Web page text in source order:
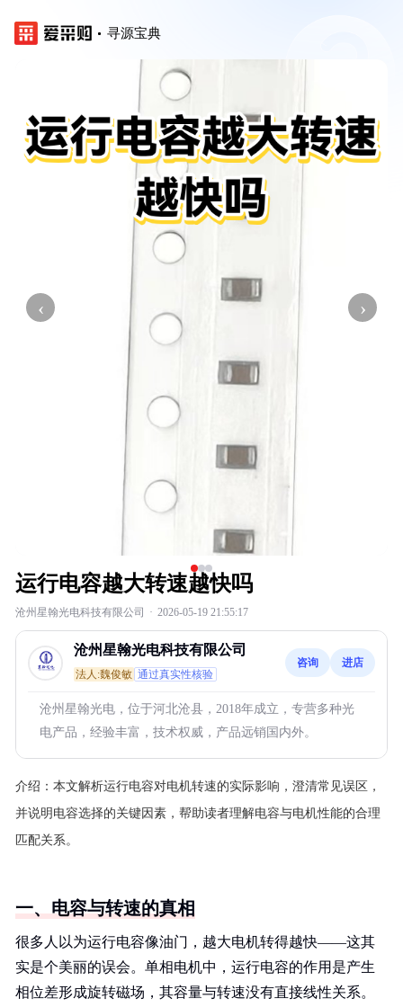
寻源宝典
‹ ›
运行电容越大转速越快吗
沧州星翰光电科技有限公司 · 2026-05-19 21:55:17
沧州星翰光电科技有限公司
法人:魏俊敏 通过真实性核验
咨询 进店
沧州星翰光电，位于河北沧县，2018年成立，专营多种光
电产品，经验丰富，技术权威，产品远销国内外。
介绍： 本文解析运行电容对电机转速的实际影响，澄清常见误区，
并说明电容选择的关键因素，帮助读者理解电容与电机性能的合理
匹配关系。
一、电容与转速的真相
很多人以为运行电容像油门，越大电机转得越快——这其
实是个美丽的误会。单相电机中，运行电容的作用是产生
相位差形成旋转磁场，其容量与转速没有直接线性关系。